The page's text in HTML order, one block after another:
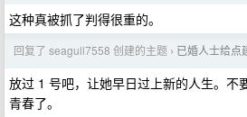
这种真被抓了判得很重的。
回复了 seagull7558 创建的主题 › 已婚人士给点
放过 1 号吧，让她早日过上新的人生。不
青春了。